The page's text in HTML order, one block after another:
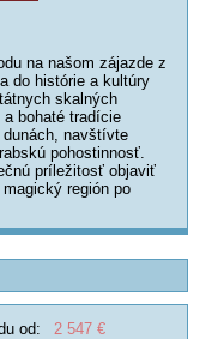
na našom zájazde z
do histórie a kultúry
skalných
bohaté tradície
navštívte
pohostinnosť.
príležitosť objaviť
región po
od:
2 547 €